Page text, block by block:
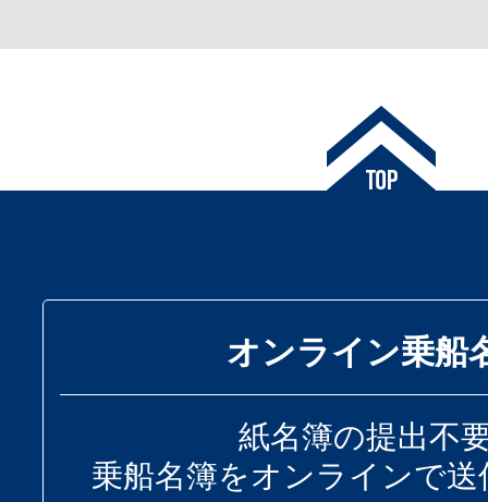
オンライン乗船
紙名簿の提出不
乗船名簿をオンラインで